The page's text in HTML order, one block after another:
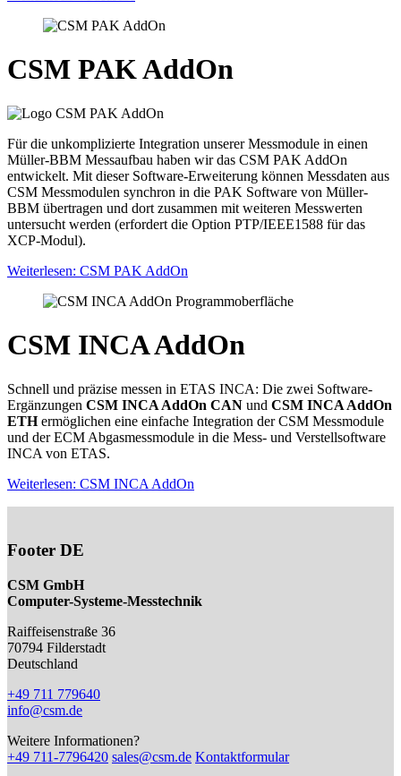
CSM PAK AddOn
Für die unkomplizierte Integration unserer Messmodule in einen
Müller-BBM Messaufbau haben wir das CSM PAK AddOn
entwickelt. Mit dieser Software-Erweiterung können Messdaten aus
CSM Messmodulen synchron in die PAK Software von Müller-
BBM übertragen und dort zusammen mit weiteren Messwerten
untersucht werden (erfordert die Option PTP/IEEE1588 für das
XCP-Modul).
Weiterlesen: CSM PAK AddOn
CSM INCA AddOn
Schnell und präzise messen in ETAS INCA: Die zwei Software-
Ergänzungen CSM INCA AddOn CAN und CSM INCA AddOn
ETHermöglichen eine einfache Integration der CSM Messmodule
und der ECM Abgasmessmodule in die Mess- und Verstellsoftware
INCA von ETAS.
Weiterlesen: CSM INCA AddOn
Footer DE
CSM GmbH
Computer-Systeme-Messtechnik
Raiffeisenstraße 36
70794 Filderstadt
Deutschland
+49 711 779640
info@csm.de
Weitere Informationen?
+49 711-7796420 sales@csm.de Kontaktformular